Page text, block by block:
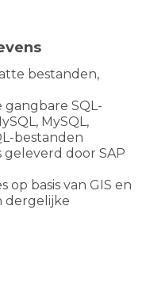
bestanden,
gangbare SQL-
MySQL,
bestanden
geleverd door SAP
op basis van GIS en
dergelijke